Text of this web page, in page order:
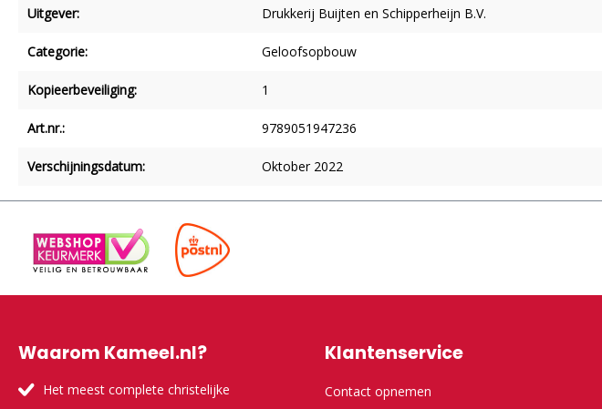
Uitgever: Drukkerij Buijten en Schipperheijn B.V.
Categorie: Geloofsopbouw
Kopieerbeveiliging: 1
Art.nr.: 9789051947236
Verschijningsdatum: Oktober 2022
Waarom Kameel.nl?
Het meest complete christelijke
Klantenservice
Contact opnemen